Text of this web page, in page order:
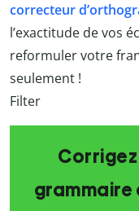
correcteur
l’exactitude de vos
reformuler votre
seulement !
Filter
grammaire